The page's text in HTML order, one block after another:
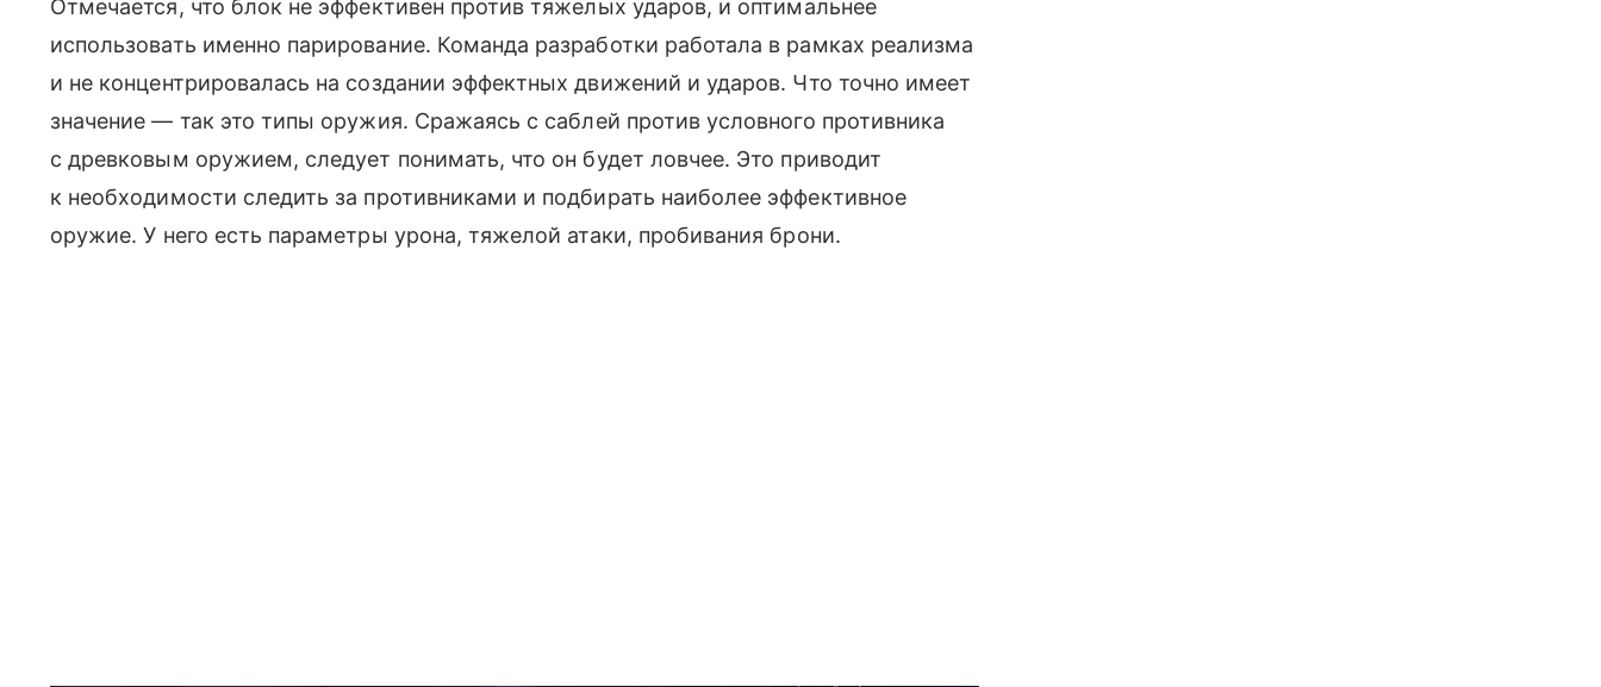
Отмечается, что блок не эффективен против тяжелых ударов, и оптимальнее
использовать именно парирование. Команда разработки работала в рамках реализма
и не концентрировалась на создании эффектных движений и ударов. Что точно имеет
значение — так это типы оружия. Сражаясь с саблей против условного противника
с древковым оружием, следует понимать, что он будет ловчее. Это приводит
к необходимости следить за противниками и подбирать наиболее эффективное
оружие. У него есть параметры урона, тяжелой атаки, пробивания брони.